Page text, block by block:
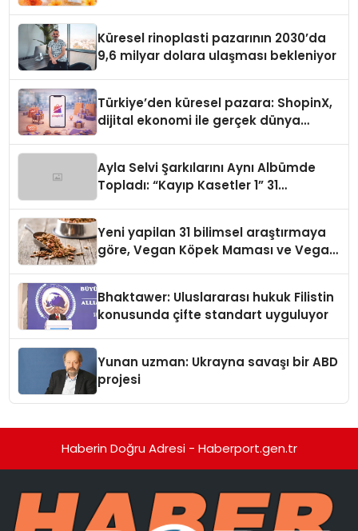
Küresel rinoplasti pazarının 2030’da
9,6 milyar dolara ulaşması bekleniyor
Türkiye’den küresel pazara: ShopinX,
dijital ekonomi ile gerçek dünya
Ayla Selvi Şarkılarını Aynı Albümde
Topladı: “Kayıp Kasetler 1” 31
Yeni yapilan 31 bilimsel araştırmaya
göre, Vegan Köpek Maması ve Vegan
Bhaktawer: Uluslararası hukuk Filistin
konusunda çifte standart uyguluyor
Yunan uzman: Ukrayna savaşı bir ABD
projesi
Haberin Doğru Adresi - Haberport.gen.tr